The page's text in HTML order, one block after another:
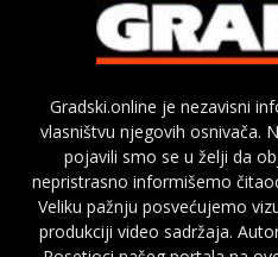
Gradski.online je nezavisni
vlasništvu njegovih osnivača.
pojavili smo se u želji da
nepristrasno informišemo
Veliku pažnju posvećujemo
produkciji video sadržaja.